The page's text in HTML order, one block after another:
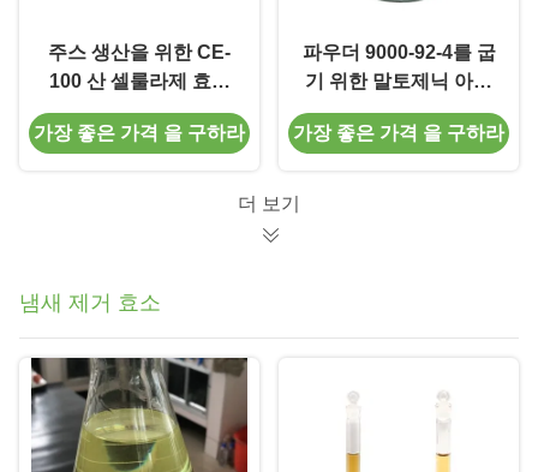
주스 생산을 위한 CE-
100 산 셀룰라제 효소
첨가물 셀룰라제 식품
등급
가장 좋은 가격 을 구하라
파우더 9000-92-4를 굽
기 위한 말토제닉 아밀
라아제 효소 식품 첨가
물
가장 좋은 가격 을 구하라
더 보기
냄새 제거 효소